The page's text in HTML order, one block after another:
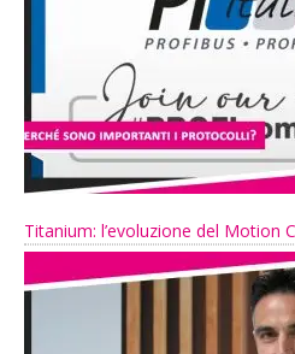
Titanium: l’evoluzione del Motion